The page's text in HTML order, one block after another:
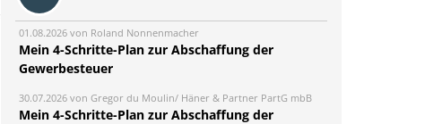
01.08.2026 von Roland Nonnenmacher
Mein 4-Schritte-Plan zur Abschaffung der
Gewerbesteuer
30.07.2026 von Gregor du Moulin/ Häner & Partner PartG mbB
Mein 4-Schritte-Plan zur Abschaffung der